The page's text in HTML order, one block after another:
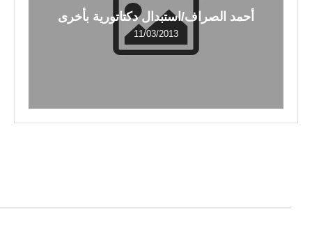
أحمد الصراف/استبدال دكتاتورية بأخرى
11/03/2013